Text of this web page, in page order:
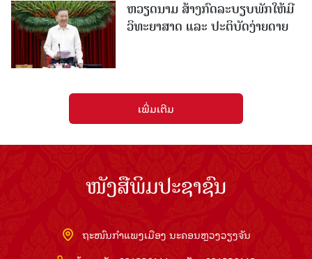
ຫວຽດນາມ ສ້າງກົດລະບຽບພັກໃຫ້ມີ
ວິທະຍາສາດ ແລະ ປະຕິບັດງ່າຍດາຍ
ເພີ່ມເຕີມ
ໜັງສືພິມປະຊາຊົນ
ຖະໜົນກຳແພງເມືອງ ນະຄອນຫຼວງວຽງຈັນ